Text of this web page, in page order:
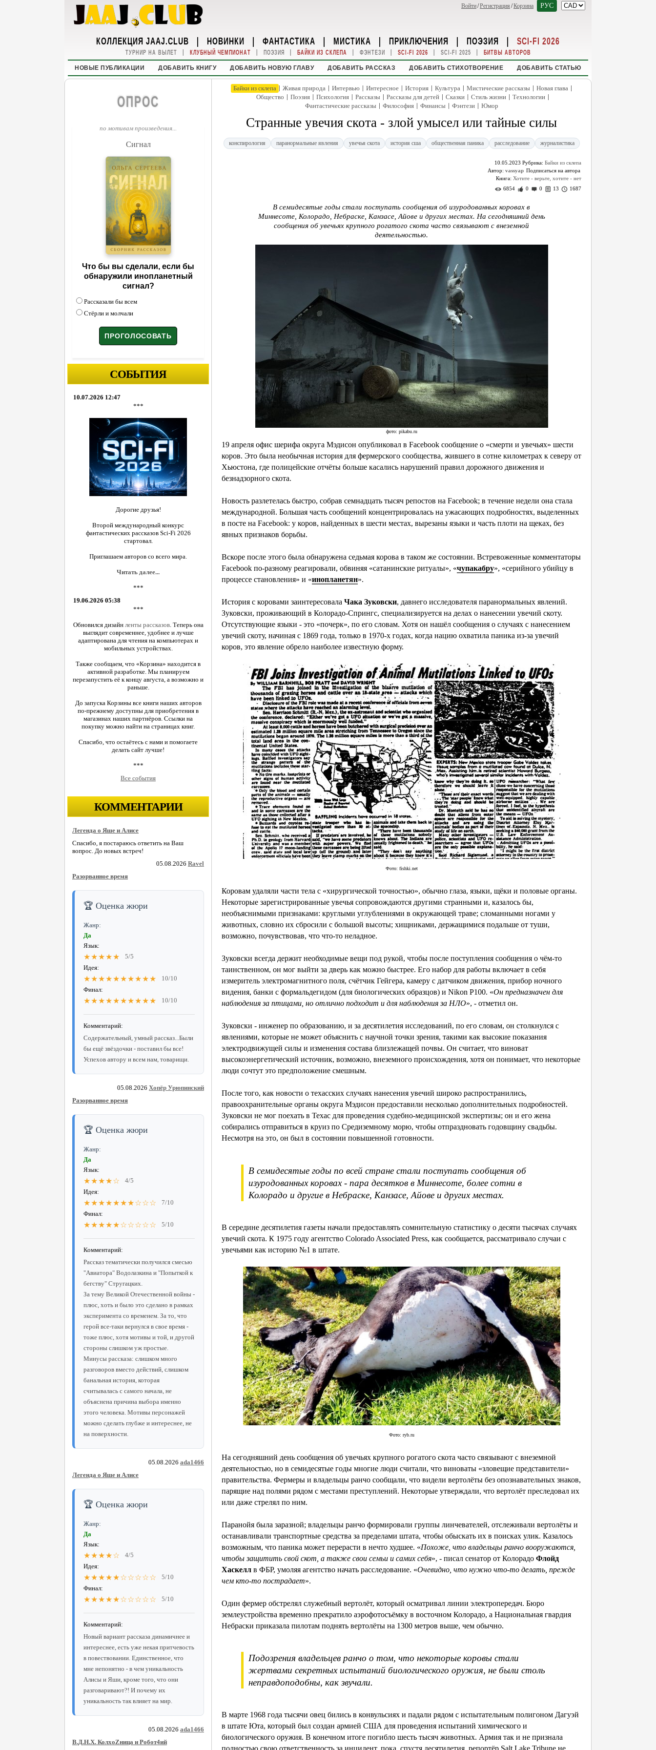
Войти/Регистрация /Корзина РУС
КОЛЛЕКЦИЯ JAAJ.CLUB | НОВИНКИ | ФАНТАСТИКА | МИСТИКА | ПРИКЛЮЧЕНИЯ | ПОЭЗИЯ | SCI-FI 2026
ТУРНИР НА ВЫЛЕТ | КЛУБНЫЙ ЧЕМПИОНАТ | ПОЭЗИЯ | БАЙКИ ИЗ СКЛЕПА | ФЭНТЕЗИ | SCI-FI 2026 | SCI-FI 2025 | БИТВЫ АВТОРОВ
НОВЫЕ ПУБЛИКАЦИИ ДОБАВИТЬ КНИГУ ДОБАВИТЬ НОВУЮ ГЛАВУ ДОБАВИТЬ РАССКАЗ ДОБАВИТЬ СТИХОТВОРЕНИЕ ДОБАВИТЬ СТАТЬЮ
ОПРОС
по мотивам произведения...
Сигнал
Что бы вы сделали, если бы
обнаружили инопланетный
сигнал?
Рассказали бы всем
Стёрли и молчали
СОБЫТИЯ
10.07.2026 12:47
***
Дорогие друзья!
Второй международный конкурс
фантастических рассказов Sci-Fi 2026
стартовал.
Приглашаем авторов со всего мира.
Читать далее...
***
19.06.2026 05:38
***
Обновился дизайн ленты рассказов. Теперь она
выглядит современнее, удобнее и лучше
адаптирована для чтения на компьютерах и
мобильных устройствах.
Также сообщаем, что «Корзина» находится в
активной разработке. Мы планируем
перезапустить её к концу августа, а возможно и
раньше.
До запуска Корзины все книги наших авторов
по-прежнему доступны для приобретения в
магазинах наших партнёров. Ссылки на
покупку можно найти на страницах книг.
Спасибо, что остаётесь с нами и помогаете
делать сайт лучше!
***
Все события
КОММЕНТАРИИ
Легенда о Яше и Алисе
Спасибо, я постараюсь ответить на Ваш
вопрос. До новых встреч!
05.08.2026 Ravel
Разорванное время
🏆 Оценка жюри
Жанр:
Да
Язык:
★★★★★
5/5
Идея:
★★★★★★★★★★
10/10
Финал:
★★★★★★★★★★ 10/10
Комментарий:
Содержательный, умный рассказ...Были
бы ещё звёздочки - поставил бы все!
Успехов автору и всем нам, товарищи.
05.08.2026 Хопёр Урюпинский
Разорванное время
🏆 Оценка жюри
Жанр:
Да
Язык:
★★★★☆
4/5
Идея:
★★★★★★★☆☆☆
7/10
Финал:
★★★★★☆☆☆☆☆ 5/10
Комментарий:
Рассказ тематически получился смесью
"Авиатора" Водолазкина и "Попыткой к
бегству" Стругацких.
За тему Великой Отечественной войны -
плюс, хоть и было это сделано в рамках
эксперимента со временем. За то, что
герой все-таки вернулся в свое время -
тоже плюс, хотя мотивы и той, и другой
стороны слишком уж простые.
Минусы рассказа: слишком много
разговоров вместо действий, слишком
банальная история, которая
считывалась с самого начала, не
объяснена причина выбора именно
этого человека. Мотивы персонажей
можно сделать глубже и интереснее, не
на поверхности.
05.08.2026 ada1466
Легенда о Яше и Алисе
🏆 Оценка жюри
Жанр:
Да
Язык:
★★★★☆
4/5
Идея:
★★★★★☆☆☆☆☆
5/10
Финал:
★★★★★☆☆☆☆☆ 5/10
Комментарий:
Новый вариант рассказа динамичнее и
интереснее, есть уже некая притчевость
в повествовании. Единственное, что
мне непонятно - в чем уникальность
Алисы и Яши, кроме того, что они
разговаривают?! И почему их
уникальность так влияет на мир.
05.08.2026 ada1466
В.Д.Н.Х. КолхоZница и Робот4ий
Байки из склепа | Живая природа | Интервью | Интересное | История | Культура | Мистические рассказы | Новая глава |
Общество | Поэзия | Психология | Рассказы | Рассказы для детей | Сказки | Стиль жизни | Технологии |
Фантастические рассказы | Философия | Финансы | Фэнтези | Юмор
Странные увечия скота - злой умысел или тайные силы
конспирология паранормальные явления увечья скота история сша общественная паника расследование журналистика
10.05.2023 Рубрика: Байки из склепа
Автор: vassyap
Книга: Хотите - верьте, хотите - нет
6854
0 0 13 1687
В семидесятые годы стали поступать сообщения об изуродованных коровах в
Миннесоте, Колорадо, Небраске, Канзасе, Айове и других местах. На сегодняшний день
сообщения об увечьях крупного рогатого скота часто связывают с внеземной
деятельностью.
фото: pikabu.ru
19 апреля офис шерифа округа Мэдисон опубликовал в Facebook сообщение о «смерти и увечьях» шести
коров. Это была необычная история для фермерского сообщества, жившего в сотне километрах к северу от
Хьюстона, где полицейские отчёты больше касались нарушений правил дорожного движения и
безнадзорного скота.
Новость разлетелась быстро, собрав семнадцать тысяч репостов на Facebook; в течение недели она стала
международной. Большая часть сообщений концентрировалась на ужасающих подробностях, выделенных
в посте на Facebook: у коров, найденных в шести местах, вырезаны языки и часть плоти на щеках, без
явных признаков борьбы.
Вскоре после этого была обнаружена седьмая корова в таком же состоянии. Встревоженные комментаторы
Facebook по-разному реагировали, обвиняя «сатанинские ритуалы», «чупакабру», «серийного убийцу в
процессе становления» и «инопланетян».
История с коровами заинтересовала Чака Зуковски, давнего исследователя паранормальных явлений.
Зуковски, проживающий в Колорадо-Спрингс, специализируется на делах о нанесении увечий скоту.
Отсутствующие языки - это «почерк», по его словам. Хотя он нашёл сообщения о случаях с нанесением
увечий скоту, начиная с 1869 года, только в 1970-х годах, когда нацию охватила паника из-за увечий
коров, это явление обрело наиболее известную форму.
Фото: fishki.net
Коровам удаляли части тела с «хирургической точностью», обычно глаза, языки, щёки и половые органы.
Некоторые зарегистрированные увечья сопровождаются другими странными и, казалось бы,
необъяснимыми признаками: круглыми углублениями в окружающей траве; сломанными ногами у
животных, словно их сбросили с большой высоты; хищниками, держащимися подальше от туши,
возможно, почувствовав, что что-то неладное.
Зуковски всегда держит необходимые вещи под рукой, чтобы после поступления сообщения о чём-то
таинственном, он мог выйти за дверь как можно быстрее. Его набор для работы включает в себя
измеритель электромагнитного поля, счётчик Гейгера, камеру с датчиком движения, прибор ночного
видения, банки с формальдегидом (для биологических образцов) и Nikon P100. «Он предназначен для
наблюдения за птицами, но отлично подходит и для наблюдения за НЛО», - отметил он.
Зуковски - инженер по образованию, и за десятилетия исследований, по его словам, он столкнулся с
явлениями, которые не может объяснить с научной точки зрения, такими как высокие показания
электродвижущей силы и изменения состава близлежащей почвы. Он считает, что виноват
высокоэнергетический источник, возможно, внеземного происхождения, хотя он понимает, что некоторые
люди сочтут это предположение смешным.
После того, как новости о техасских случаях нанесения увечий широко распространились,
правоохранительные органы округа Мэдисон предоставили несколько дополнительных подробностей.
Зуковски не мог поехать в Техас для проведения судебно-медицинской экспертизы; он и его жена
собирались отправиться в круиз по Средиземному морю, чтобы отпраздновать годовщину свадьбы.
Несмотря на это, он был в состоянии повышенной готовности.
В семидесятые годы по всей стране стали поступать сообщения об
изуродованных коровах - пара десятков в Миннесоте, более сотни в
Колорадо и другие в Небраске, Канзасе, Айове и других местах.
В середине десятилетия газеты начали предоставлять сомнительную статистику о десяти тысячах случаях
увечий скота. К 1975 году агентство Colorado Associated Press, как сообщается, рассматривало случаи с
увечьями как историю №1 в штате.
Фото: ryb.ru
На сегодняшний день сообщения об увечьях крупного рогатого скота часто связывают с внеземной
деятельностью, но в семидесятые годы многие люди считали, что виноваты «зловещие представители»
правительства. Фермеры и владельцы ранчо сообщали, что видели вертолёты без опознавательных знаков,
парящие над полями рядом с местами преступлений. Некоторые утверждали, что вертолёт преследовал их
или даже стрелял по ним.
Паранойя была заразной; владельцы ранчо формировали группы линчевателей, отслеживали вертолёты и
останавливали транспортные средства за пределами штата, чтобы обыскать их в поисках улик. Казалось
возможным, что паника может перерасти в нечто худшее. «Похоже, что владельцы ранчо вооружаются,
чтобы защитить свой скот, а также свои семьи и самих себя», - писал сенатор от Колорадо Флойд
Хаскелл в ФБР, умоляя агентство начать расследование. «Очевидно, что нужно что-то делать, прежде
чем кто-то пострадает».
Один фермер обстрелял служебный вертолёт, который осматривал линии электропередач. Бюро
землеустройства временно прекратило аэрофотосъёмку в восточном Колорадо, а Национальная гвардия
Небраски приказала пилотам поднять вертолёты на 1300 метров выше, чем обычно.
Подозрения владельцев ранчо о том, что некоторые коровы стали
жертвами секретных испытаний биологического оружия, не были столь
неправдоподобны, как звучали.
В марте 1968 года тысячи овец бились в конвульсиях и падали рядом с испытательным полигоном Дагуэй
в штате Юта, который был создан армией США для проведения испытаний химического и
биологического оружия. В конечном итоге погибло шесть тысяч животных. Армия так и не признала